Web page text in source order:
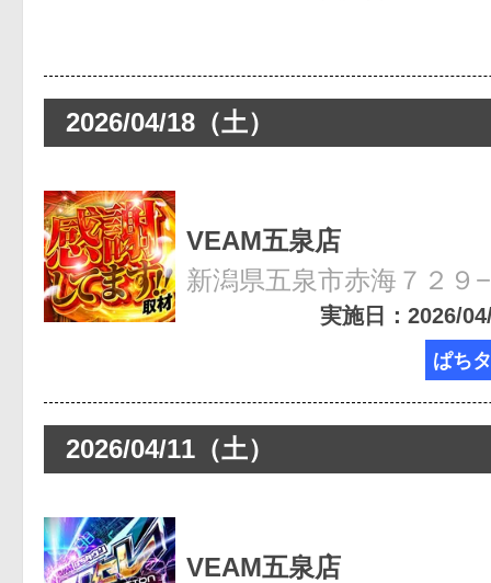
2026/04/18（土）
VEAM五泉店
新潟県五泉市赤海７２９
実施日：2026/
ぱち
2026/04/11（土）
VEAM五泉店